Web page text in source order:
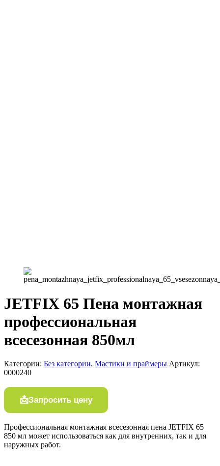
JETFIX 65 Пена монтажная
профессиональная
всесезонная 850мл
Категории: Без категории, Мастики и праймеры Артикул:
0000240
Запросить цену
Профессиональная монтажная всесезонная пена JETFIX 65
850 мл может использоваться как для внутренних, так и для
наружных работ.